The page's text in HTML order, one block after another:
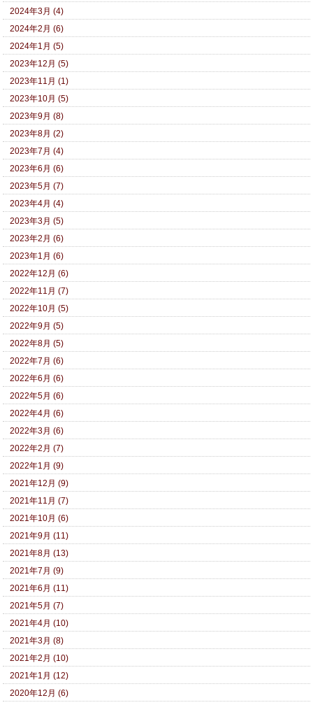
2024年3月 (4)
2024年2月 (6)
2024年1月 (5)
2023年12月 (5)
2023年11月 (1)
2023年10月 (5)
2023年9月 (8)
2023年8月 (2)
2023年7月 (4)
2023年6月 (6)
2023年5月 (7)
2023年4月 (4)
2023年3月 (5)
2023年2月 (6)
2023年1月 (6)
2022年12月 (6)
2022年11月 (7)
2022年10月 (5)
2022年9月 (5)
2022年8月 (5)
2022年7月 (6)
2022年6月 (6)
2022年5月 (6)
2022年4月 (6)
2022年3月 (6)
2022年2月 (7)
2022年1月 (9)
2021年12月 (9)
2021年11月 (7)
2021年10月 (6)
2021年9月 (11)
2021年8月 (13)
2021年7月 (9)
2021年6月 (11)
2021年5月 (7)
2021年4月 (10)
2021年3月 (8)
2021年2月 (10)
2021年1月 (12)
2020年12月 (6)